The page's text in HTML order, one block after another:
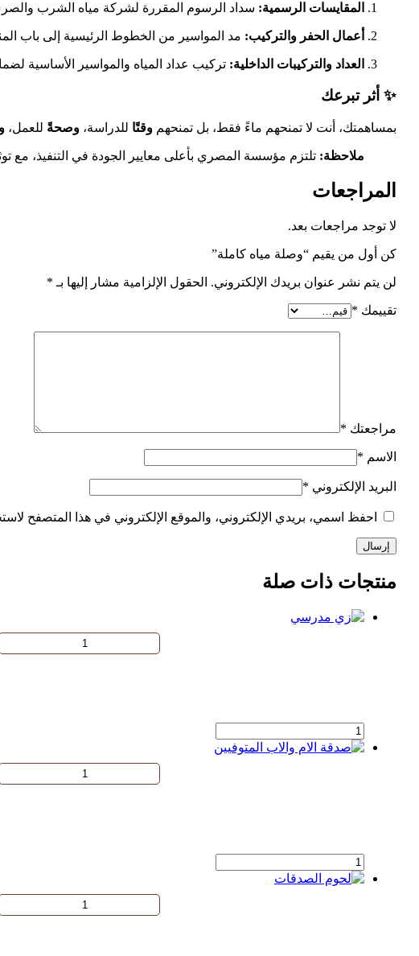
المقايسات الرسمية: سداد الرسوم المقررة لشركة مياه الشرب
أعمال الحفر والتركيب: مد المواسير من الخطوط الرئيسية إلى باب
العداد والتركيبات الداخلية: تركيب عداد المياه والمواسير الأساسية
✨ أثر تبرعك
بمساهمتك، أنت لا تمنحهم ماءً فقط، بل تمنحهم وقتًا للدراسة، وصحةً للعمل،
ملاحظة: تلتزم مؤسسة المصري بأعلى معايير الجودة في التنفيذ، مع
المراجعات
لا توجد مراجعات بعد.
كن أول من يقيم “وصلة مياه كاملة”
لن يتم نشر عنوان بريدك الإلكتروني. الحقول الإلزامية مشار إليها بـ *
تقييمك *
مراجعتك *
الاسم *
البريد الإلكتروني *
احفظ اسمي، بريدي الإلكتروني، والموقع الإلكتروني في هذا المتصفح
منتجات ذات صلة